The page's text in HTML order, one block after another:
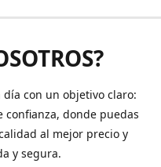
con un objetivo claro:
donde puedas
al mejor precio y
y segura.